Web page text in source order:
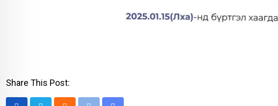
Share This Post: